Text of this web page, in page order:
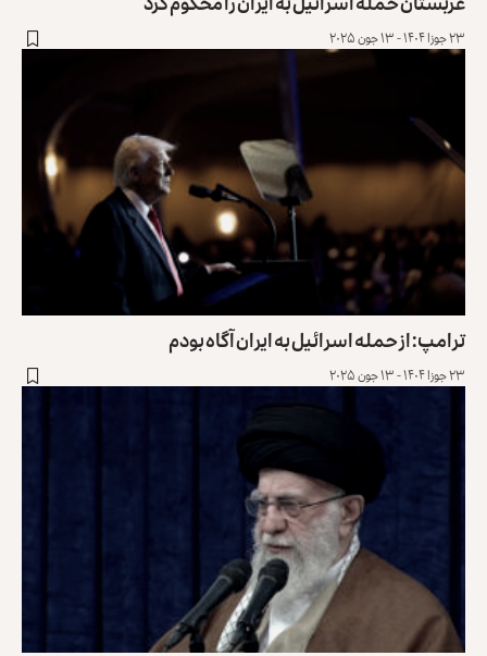
۲۳ جوزا ۱۴۰۴ - ۱۳ جون ۲۰۲۵
ترامپ: از حمله اسرائیل به ایران آگاه بودم
۲۳ جوزا ۱۴۰۴ - ۱۳ جون ۲۰۲۵